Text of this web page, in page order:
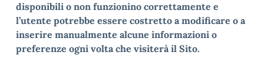
disponibili o non funzionino correttamente e
l’utente potrebbe essere costretto a modificare o a
inserire manualmente alcune informazioni o
preferenze ogni volta che visiterà il Sito.